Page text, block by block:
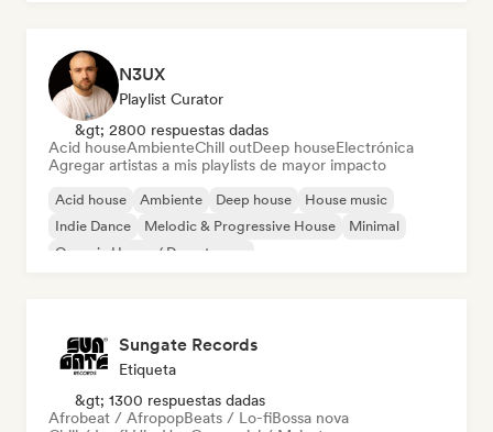
N3UX
Playlist Curator
&gt; 2800 respuestas dadas
Acid houseAmbienteChill outDeep houseElectrónica
Agregar artistas a mis playlists de mayor impacto
Acid house Ambiente Deep house
House music
Indie Dance
Melodic & Progressive House
Minimal
Organic House / Downtempo
Sungate Records
Etiqueta
&gt; 1300 respuestas dadas
Afrobeat / AfropopBeats / Lo-fiBossa nova